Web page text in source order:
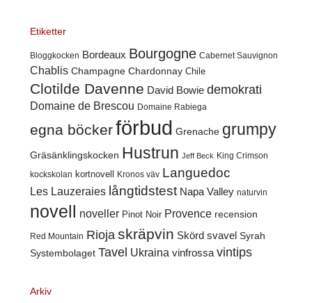
Etiketter
Bloggkocken Bordeaux Bourgogne Cabernet Sauvignon
Chablis Champagne Chardonnay Chile
Clotilde Davenne David Bowie demokrati
Domaine de Brescou Domaine Rabiega
egna böckerförbud Grenache grumpy
Gräsänklingskocken Hustrun Jeff Beck King Crimson
kockskolan kortnovell Kronos väv Languedoc
Les Lauzeraies långtidstest Napa Valley naturvin
novell noveller Pinot Noir Provence recension
Red Mountain Rioja skräpvin Skörd svavel Syrah
Systembolaget Tavel Ukraina vinfrossa vintips
Arkiv